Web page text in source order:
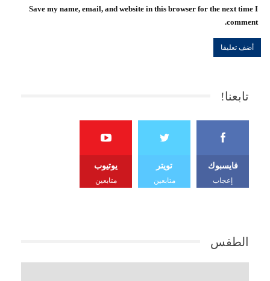
Save my name, email, and website in this browser for the next time I
comment.
تابعنا!
فايسبوك
إعجاب
تويتر
متابعين
يوتيوب
متابعين
الطقس